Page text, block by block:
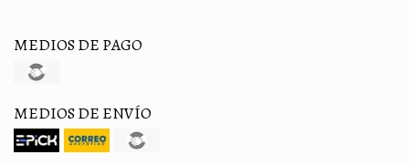
MEDIOS DE PAGO
MEDIOS DE ENVÍO